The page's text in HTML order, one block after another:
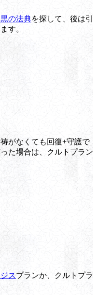
の法典を探して、後は引
す。
がなくても回復+守護で
た場合は、クルトプラン
スプランか、クルトプラ